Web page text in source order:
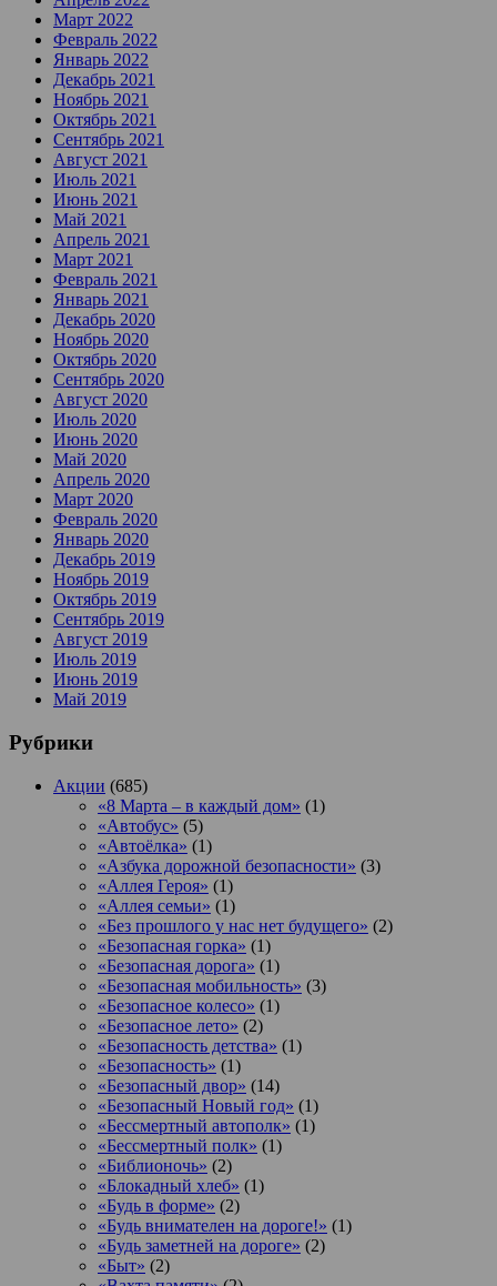
Март 2022
Февраль 2022
Январь 2022
Декабрь 2021
Ноябрь 2021
Октябрь 2021
Сентябрь 2021
Август 2021
Июль 2021
Июнь 2021
Май 2021
Апрель 2021
Март 2021
Февраль 2021
Январь 2021
Декабрь 2020
Ноябрь 2020
Октябрь 2020
Сентябрь 2020
Август 2020
Июль 2020
Июнь 2020
Май 2020
Апрель 2020
Март 2020
Февраль 2020
Январь 2020
Декабрь 2019
Ноябрь 2019
Октябрь 2019
Сентябрь 2019
Август 2019
Июль 2019
Июнь 2019
Май 2019
Рубрики
Акции (685)
«8 Марта – в каждый дом» (1)
«Автобус» (5)
«Автоёлка» (1)
«Азбука дорожной безопасности» (3)
«Аллея Героя» (1)
«Аллея семьи» (1)
«Без прошлого у нас нет будущего» (2)
«Безопасная горка» (1)
«Безопасная дорога» (1)
«Безопасная мобильность» (3)
«Безопасное колесо» (1)
«Безопасное лето» (2)
«Безопасность детства» (1)
«Безопасность» (1)
«Безопасный двор» (14)
«Безопасный Новый год» (1)
«Бессмертный автополк» (1)
«Бессмертный полк» (1)
«Библионочь» (2)
«Блокадный хлеб» (1)
«Будь в форме» (2)
«Будь внимателен на дороге!» (1)
«Будь заметней на дороге» (2)
«Быт» (2)